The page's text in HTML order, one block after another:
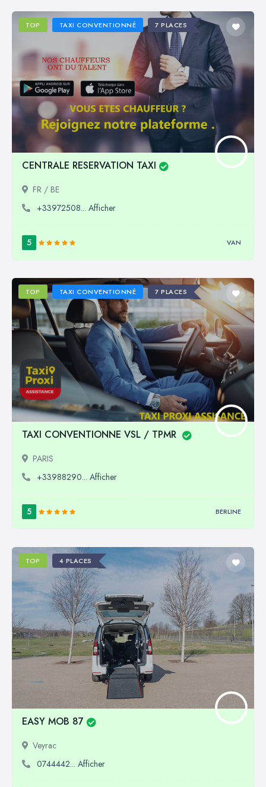
TOP TAXI CONVENTIONNÉ 7 PLACES
CENTRALE RESERVATION TAXI
FR / BE
+33972508... Afficher
5 VAN
TOP TAXI CONVENTIONNÉ 7 PLACES
TAXI CONVENTIONNE VSL / TPMR
PARIS
+33988290... Afficher
5 BERLINE
TOP 4 PLACES
EASY MOB 87
Veyrac
0744442... Afficher